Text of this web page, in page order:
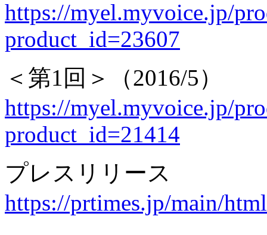
https://myel.myvoice.jp/
product_id=23607
＜第1回＞（2016/5）
https://myel.myvoice.jp/
product_id=21414
プレスリリース
https://prtimes.jp/main/